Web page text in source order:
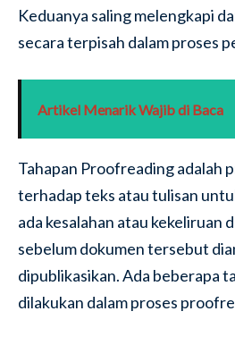
Keduanya saling melengkapi
secara terpisah dalam proses
Artikel Menarik Wajib di Baca
Tahapan Proofreading adalah
terhadap teks atau tulisan
ada kesalahan atau kekeliruan
sebelum dokumen tersebut
dipublikasikan. Ada beberapa
dilakukan dalam proses